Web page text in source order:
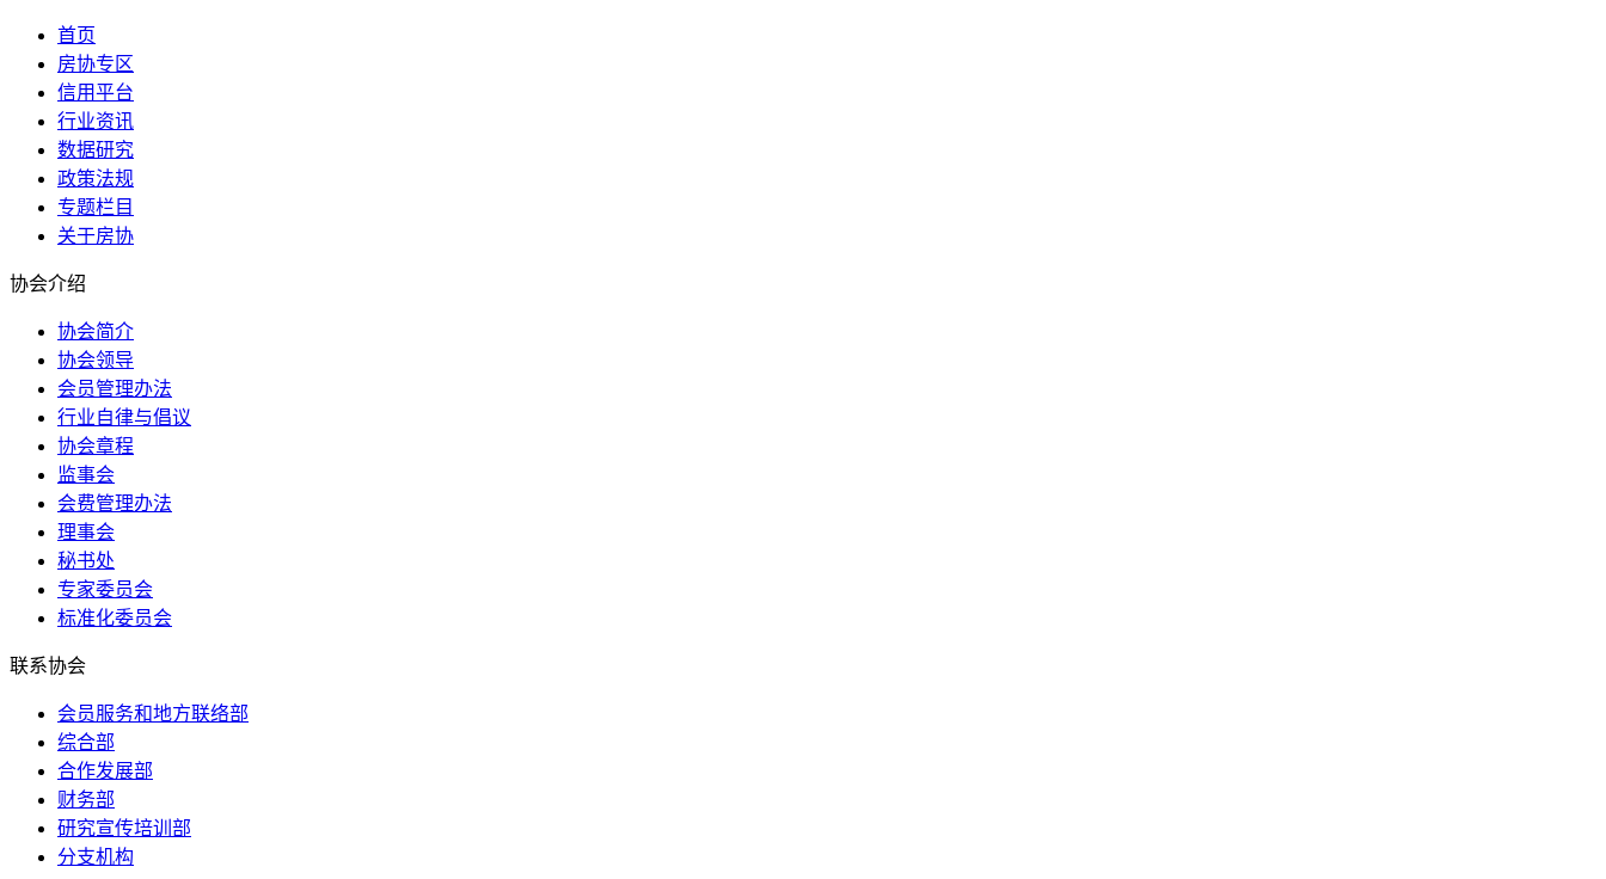
首页
房协专区
信用平台
行业资讯
数据研究
政策法规
专题栏目
关于房协
协会介绍
协会简介
协会领导
会员管理办法
行业自律与倡议
协会章程
监事会
会费管理办法
理事会
秘书处
专家委员会
标准化委员会
联系协会
会员服务和地方联络部
综合部
合作发展部
财务部
研究宣传培训部
分支机构